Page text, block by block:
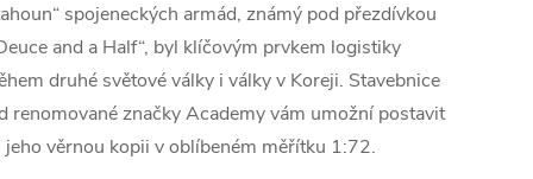
spojeneckých armád, známý pod přezdívkou
and a Half“, byl klíčovým prvkem logistiky
druhé světové války i války v Koreji. Stavebnice
renomované značky Academy vám umožní postavit
jeho věrnou kopii v oblíbeném měřítku 1:72.